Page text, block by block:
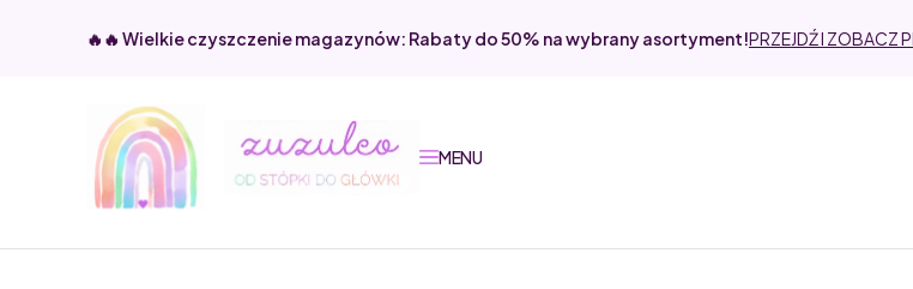
🔥🔥 Wielkie czyszczenie magazynów: Rabaty do 50% na wybrany asortyment!PRZEJDŹ I ZOBACZ
MENU